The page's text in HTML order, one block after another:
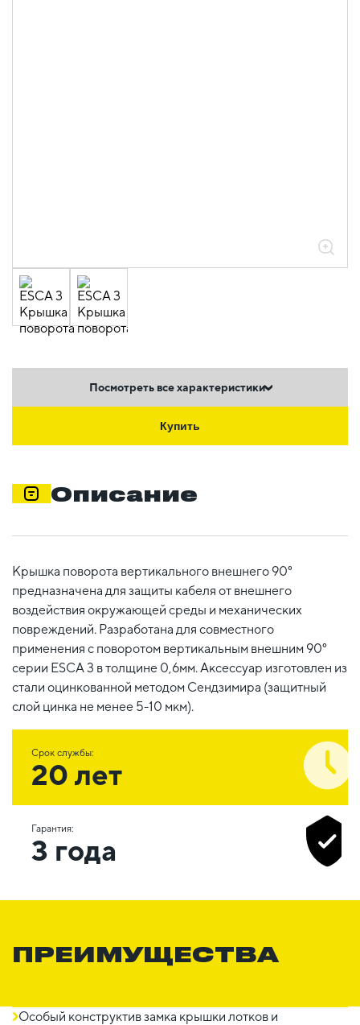
Посмотреть все характеристики
Купить
Описание
Крышка поворота вертикального внешнего 90°
предназначена для защиты кабеля от внешнего
воздействия окружающей среды и механических
повреждений. Разработана для совместного
применения с поворотом вертикальным внешним 90°
серии ESCA 3 в толщине 0,6мм. Аксессуар изготовлен из
стали оцинкованной методом Сендзимира (защитный
слой цинка не менее 5-10 мкм).
Срок службы:
20 лет
Гарантия:
3 года
ПРЕИМУЩЕСТВА
Особый конструктив замка крышки лотков и